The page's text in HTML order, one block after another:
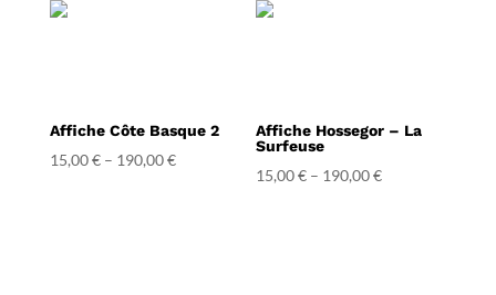
Affiche Côte Basque 2
15,00€– 190,00€
Affiche Hossegor – La
Surfeuse
15,00€ – 190,00€